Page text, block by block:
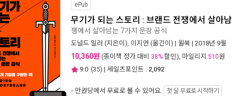
ePub
무기가 되는 스토리 : 브랜드 전쟁에서 살아
쟁에서 살아남는 7가지 문장 공식
도널드 밀러 (지은이), 이지연 (옮긴이) | 윌북 | 2018년 9월
10,360원 (종이책 정가 대비 38% 할인), 마일리지 510원
9.0 (35) | 세일즈포인트 : 2,092
만권당에서 무료로 볼 수 있어요. 첫 달 무료로 시작하기